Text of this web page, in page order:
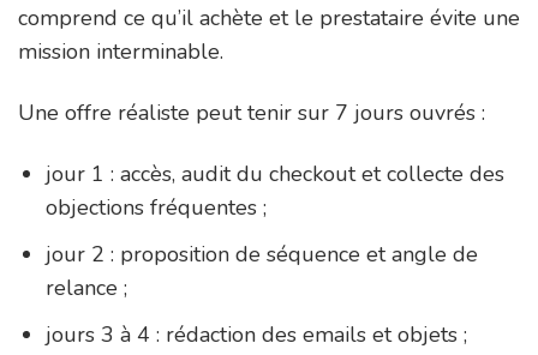
comprend ce qu’il achète et le prestataire évite une
mission interminable.
Une offre réaliste peut tenir sur 7 jours ouvrés :
jour 1 : accès, audit du checkout et collecte des
objections fréquentes ;
jour 2 : proposition de séquence et angle de
relance ;
jours 3 à 4 : rédaction des emails et objets ;